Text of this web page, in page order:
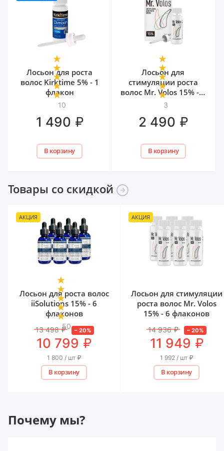
10
Лосьон для роста
волос Kirktime 5% - 1
флакон
1 490 ₽
В корзину
3
Лосьон для
стимуляции роста
волос Mr. Volos 15% - 1
флакон
2 490 ₽
В корзину
Товары со скидкой
АКЦИЯ
50
Лосьон для роста волос
iiSolutions 15% - 6
флаконов
13 498 ₽ – 20%
10 799 ₽
1 800 / шт ₽
В корзину
АКЦИЯ
Лосьон для стимуляции
роста волос Mr. Volos
15% - 6 флаконов
14 936 ₽ – 20%
11 949 ₽
1 992 / шт ₽
В корзину
Почему мы?